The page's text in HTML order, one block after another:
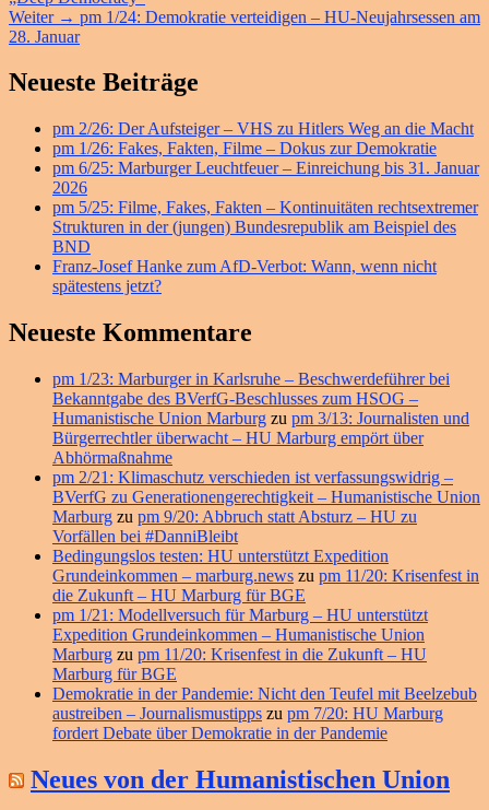
Weiter → Nächster
Beitrag:
pm 1/24: Demokratie verteidigen – HU-Neujahrsessen am
28. Januar
Primärer
Widget-
Bereich
Neueste Beiträge
pm 2/26: Der Aufsteiger – VHS zu Hitlers Weg an die Macht
pm 1/26: Fakes, Fakten, Filme – Dokus zur Demokratie
pm 6/25: Marburger Leuchtfeuer – Einreichung bis 31. Januar
2026
pm 5/25: Filme, Fakes, Fakten – Kontinuitäten rechtsextremer
Strukturen in der (jungen) Bundesrepublik am Beispiel des
BND
Franz-Josef Hanke zum AfD-Verbot: Wann, wenn nicht
spätestens jetzt?
Neueste Kommentare
pm 1/23: Marburger in Karlsruhe – Beschwerdeführer bei
Bekanntgabe des BVerfG-Beschlusses zum HSOG –
Humanistische Union Marburg zu pm 3/13: Journalisten und
Bürgerrechtler überwacht – HU Marburg empört über
Abhörmaßnahme
pm 2/21: Klimaschutz verschieden ist verfassungswidrig –
BVerfG zu Generationengerechtigkeit – Humanistische Union
Marburg zu pm 9/20: Abbruch statt Absturz – HU zu
Vorfällen bei #DanniBleibt
Bedingungslos testen: HU unterstützt Expedition
Grundeinkommen – marburg.news zu pm 11/20: Krisenfest in
die Zukunft – HU Marburg für BGE
pm 1/21: Modellversuch für Marburg – HU unterstützt
Expedition Grundeinkommen – Humanistische Union
Marburg zu pm 11/20: Krisenfest in die Zukunft – HU
Marburg für BGE
Demokratie in der Pandemie: Nicht den Teufel mit Beelzebub
austreiben – Journalismustipps zu pm 7/20: HU Marburg
fordert Debate über Demokratie in der Pandemie
Neues von der Humanistischen Union